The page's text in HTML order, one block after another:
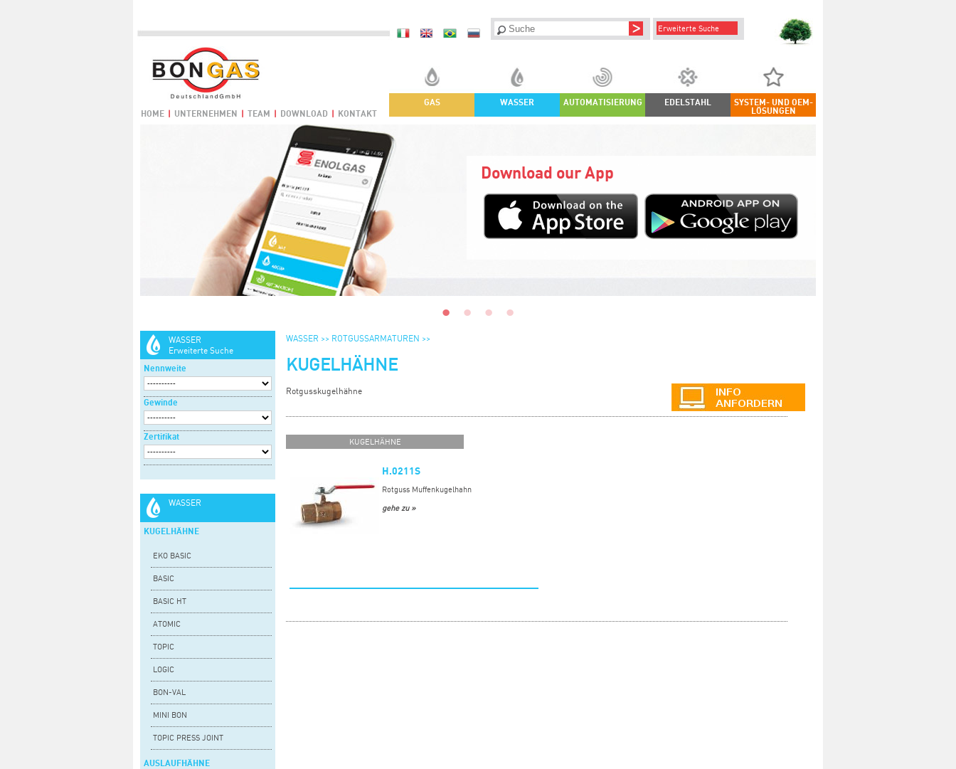
Erweiterte Suche
HOME | UNTERNEHMEN | TEAM | DOWNLOAD | KONTAKT
GAS WASSER AUTOMATISIERUNG EDELSTAHL
SYSTEM- UND OEM-
LÖSUNGEN
Download our App
WASSER
Erweiterte Suche
Nennweite
Gewinde
Zertifikat
WASSER
KUGELHÄHNE
EKO BASIC
BASIC
BASIC HT
ATOMIC
TOPIC
LOGIC
BON-VAL
MINI BON
TOPIC PRESS JOINT
AUSLAUFHÄHNE
WASSER >> ROTGUSSARMATUREN >>
KUGELHÄHNE
Rotgusskugelhähne
KUGELHÄHNE
H.0211S
Rotguss Muffenkugelhahn
gehe zu »